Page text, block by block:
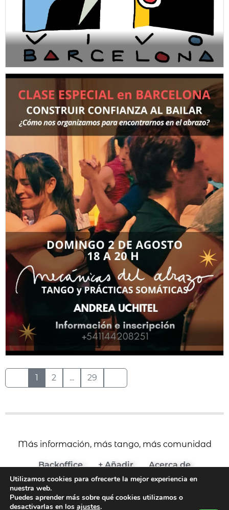
1 2 ... 29
Más información, más tango, más comunidad
Backoffice + Añadir
Acerca de
(c) 2024 Agenda del Tango
Aviso Legal y Términos de Uso
Utilizamos cookies para ofrecerte la mejor experiencia en
nuestra web.
Puedes aprender más sobre qué cookies utilizamos o
desactivarlas en los ajustes.